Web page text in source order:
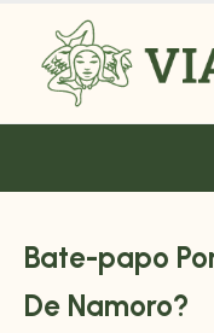
Bate-papo
De Namoro?